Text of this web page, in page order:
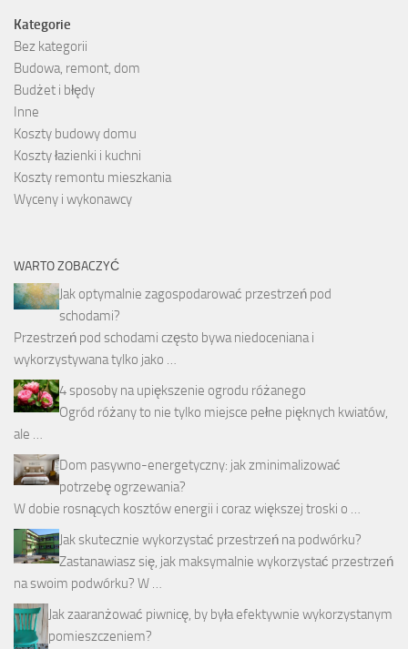
Kategorie
Bez kategorii
Budowa, remont, dom
Budżet i błędy
Inne
Koszty budowy domu
Koszty łazienki i kuchni
Koszty remontu mieszkania
Wyceny i wykonawcy
WARTO ZOBACZYĆ
Jak optymalnie zagospodarować przestrzeń pod
schodami?
Przestrzeń pod schodami często bywa niedoceniana i
wykorzystywana tylko jako …
4 sposoby na upiększenie ogrodu różanego
Ogród różany to nie tylko miejsce pełne pięknych kwiatów,
ale …
Dom pasywno-energetyczny: jak zminimalizować
potrzebę ogrzewania?
W dobie rosnących kosztów energii i coraz większej troski o …
Jak skutecznie wykorzystać przestrzeń na podwórku?
Zastanawiasz się, jak maksymalnie wykorzystać przestrzeń
na swoim podwórku? W …
Jak zaaranżować piwnicę, by była efektywnie wykorzystanym
pomieszczeniem?